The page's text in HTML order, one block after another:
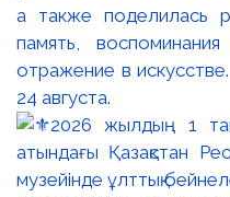
а также поделилась
память,
отражение в
24 августа.